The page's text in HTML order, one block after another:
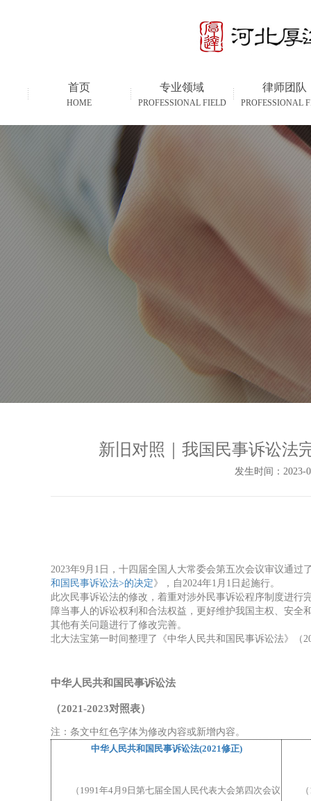
首页
HOME
专业领域
PROFESSIONAL FIELD
律师团队
PROFESSIONAL
新旧对照｜我国民事诉讼法
发生时间：2023-
2023年9月1日，十四届全国人大常委会第五次会议审议通过
和国民事诉讼法>的决定》，自2024年1月1日起施行。
此次民事诉讼法的修改，着重对涉外民事诉讼程序制度进
障当事人的诉讼权利和合法权益，更好维护我国主权、安
其他有关问题进行了修改完善。
北大法宝第一时间整理了《中华人民共和国民事诉讼法》（
中华人民共和国民事诉讼法
（2021-2023对照表）
注：条文中红色字体为修改内容或新增内容。
中华人民共和国民事诉讼法(2021修正)
（ 1991年4月9日第七届全国人民代表大会第四次会议
（